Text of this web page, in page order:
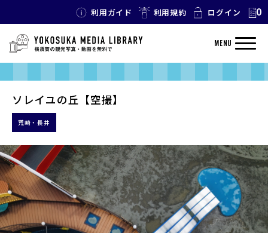
利用ガイド 利用規約 ログイン 0
MENU
ソレイユの丘【空撮】
荒崎・長井